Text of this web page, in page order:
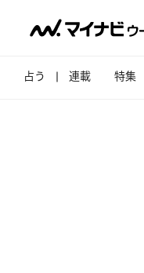
占う 連載 特集